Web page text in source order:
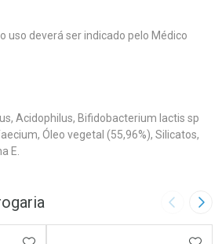
uso deverá ser indicado pelo Médico
Acidophilus, Bifidobacterium lactis sp
Óleo vegetal (55,96%), Silicatos,
E.
Imagem